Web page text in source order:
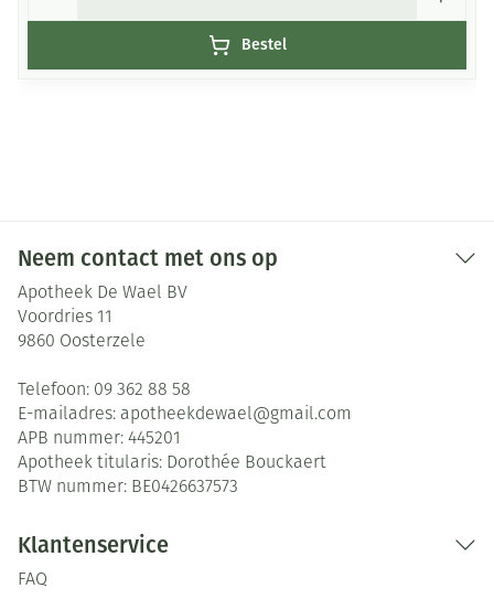
Bestel
Neem contact met ons op
Apotheek De Wael BV
Voordries 11
9860 Oosterzele
Telefoon: 09 362 88 58
E-mailadres: apotheekdewael@gmail.com
APB nummer: 445201
Apotheek titularis: Dorothée Bouckaert
BTW nummer: BE0426637573
Klantenservice
FAQ